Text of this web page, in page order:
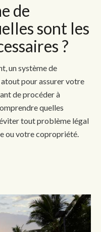
de
sont les
?
un système de
pour assurer votre
de procéder à
quelles
tout problème légal
ou votre copropriété.